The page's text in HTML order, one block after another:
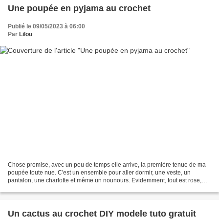
Une poupée en pyjama au crochet
Publié le 09/05/2023 à 06:00
Par Lilou
Chose promise, avec un peu de temps elle arrive, la première tenue de ma
poupée toute nue. C'est un ensemble pour aller dormir, une veste, un
pantalon, une charlotte et même un nounours. Evidemment, tout est rose,
Un cactus au crochet DIY modele tuto gratuit